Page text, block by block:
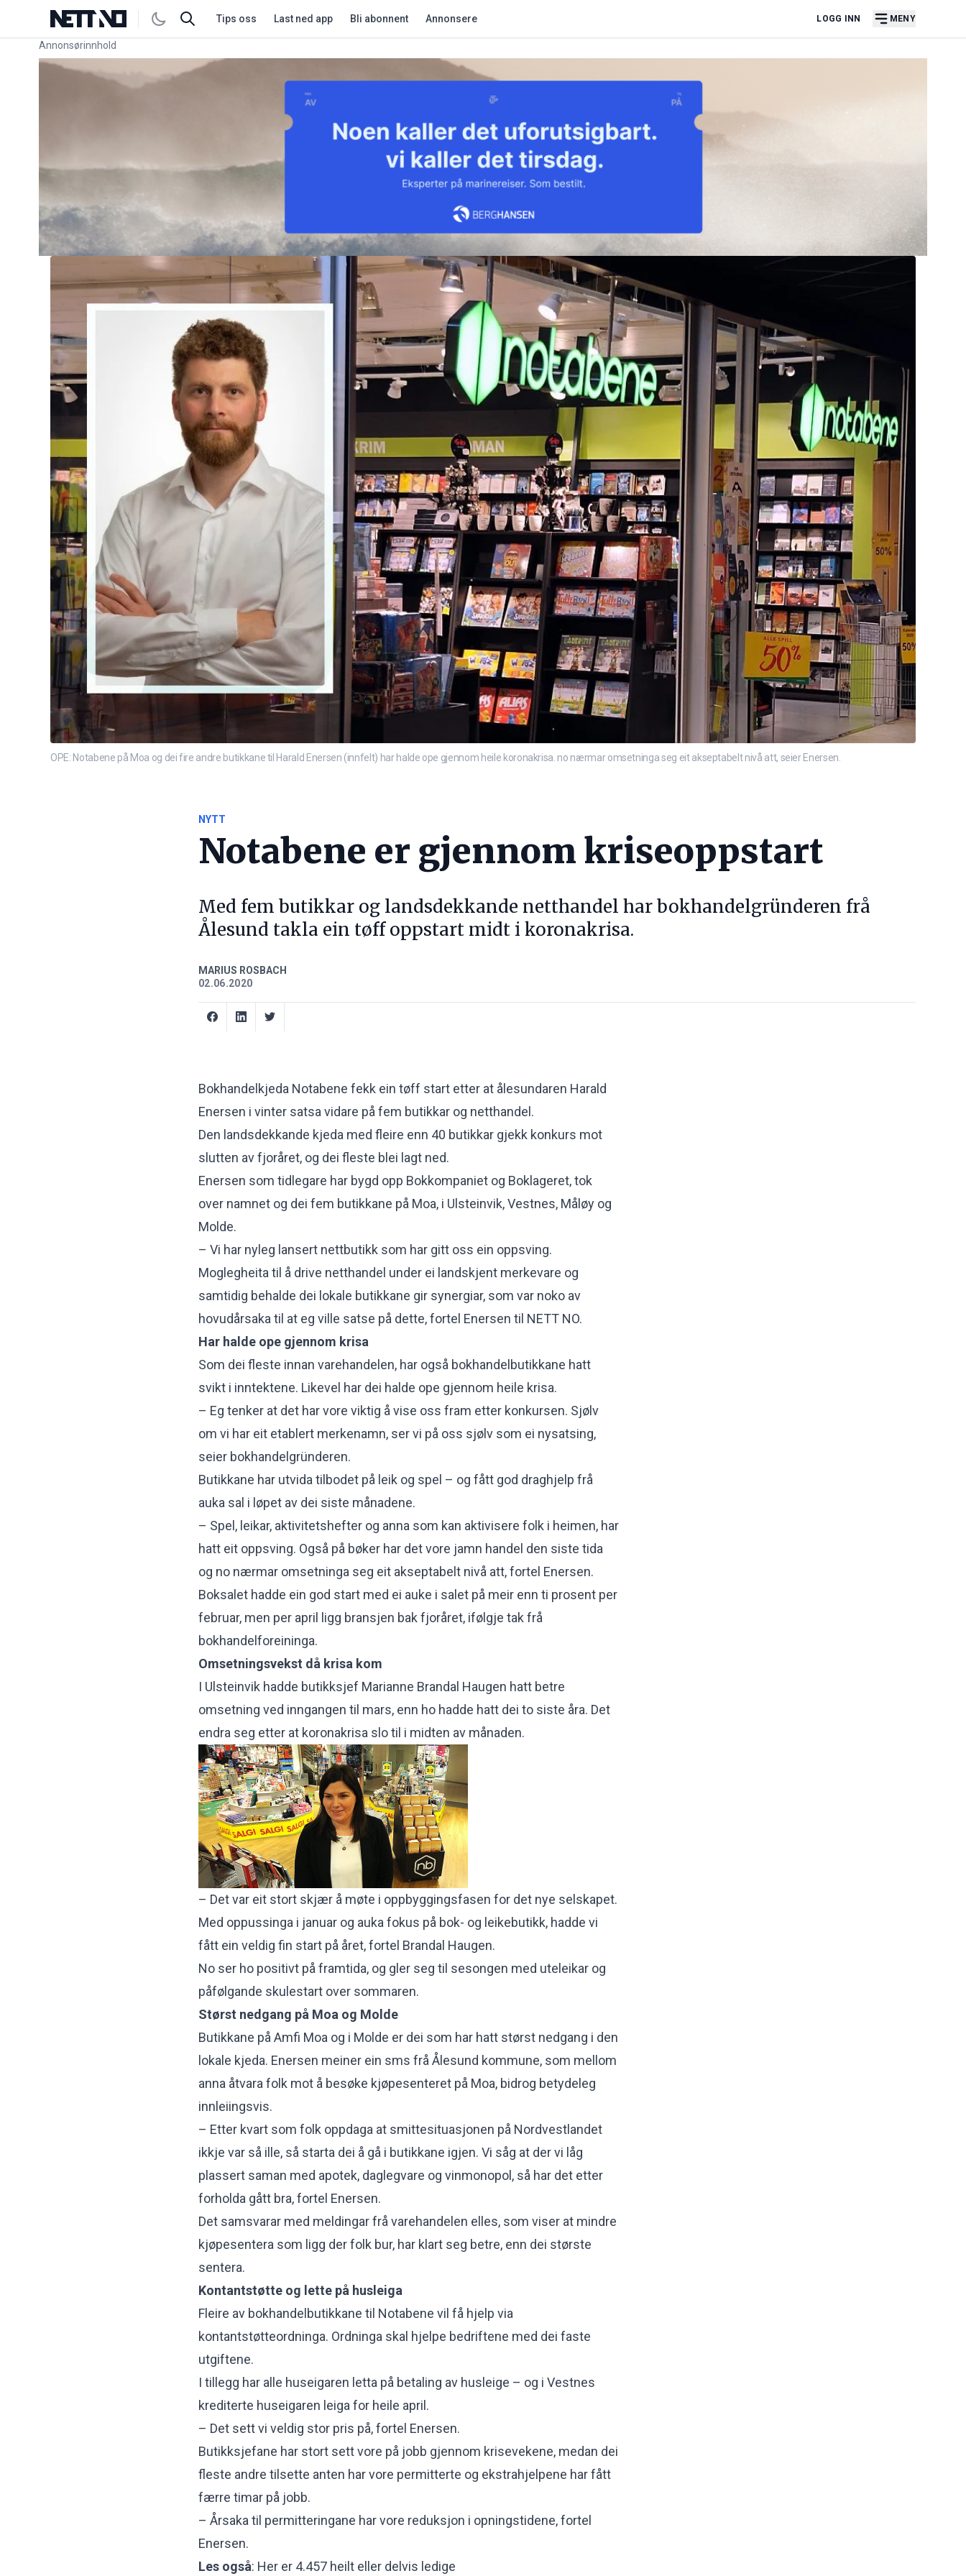
Tips oss Last ned app Bli abonnent Annonsere LOGG INN MENY
Annonsørinnhold
Link for annonse
OPE: Notabene på Moa og dei fire andre butikkane til Harald Enersen (innfelt) har halde ope gjennom heile koronakrisa. no nærmar omsetninga seg eit akseptabelt nivå att, seier Enersen.
NYTT
Notabene er gjennom kriseoppstart
Med fem butikkar og landsdekkande netthandel har bokhandelgründeren frå
Ålesund takla ein tøff oppstart midt i koronakrisa.
MARIUS ROSBACH
02.06.2020
Bokhandelkjeda Notabene fekk ein tøff start etter at ålesundaren Harald
Enersen i vinter satsa vidare på fem butikkar og netthandel.
Den landsdekkande kjeda med fleire enn 40 butikkar gjekk konkurs mot
slutten av fjoråret, og dei fleste blei lagt ned.
Enersen som tidlegare har bygd opp Bokkompaniet og Boklageret, tok
over namnet og dei fem butikkane på Moa, i Ulsteinvik, Vestnes, Måløy og
Molde.
– Vi har nyleg lansert nettbutikk som har gitt oss ein oppsving.
Moglegheita til å drive netthandel under ei landskjent merkevare og
samtidig behalde dei lokale butikkane gir synergiar, som var noko av
hovudårsaka til at eg ville satse på dette, fortel Enersen til NETT NO.
Har halde ope gjennom krisa
Som dei fleste innan varehandelen, har også bokhandelbutikkane hatt
svikt i inntektene. Likevel har dei halde ope gjennom heile krisa.
– Eg tenker at det har vore viktig å vise oss fram etter konkursen. Sjølv
om vi har eit etablert merkenamn, ser vi på oss sjølv som ei nysatsing,
seier bokhandelgründeren.
Butikkane har utvida tilbodet på leik og spel – og fått god draghjelp frå
auka sal i løpet av dei siste månadene.
– Spel, leikar, aktivitetshefter og anna som kan aktivisere folk i heimen, har
hatt eit oppsving. Også på bøker har det vore jamn handel den siste tida
og no nærmar omsetninga seg eit akseptabelt nivå att, fortel Enersen.
Boksalet hadde ein god start med ei auke i salet på meir enn ti prosent per
februar, men per april ligg bransjen bak fjoråret, ifølgje tak frå
bokhandelforeininga.
Omsetningsvekst då krisa kom
I Ulsteinvik hadde butikksjef Marianne Brandal Haugen hatt betre
omsetning ved inngangen til mars, enn ho hadde hatt dei to siste åra. Det
endra seg etter at koronakrisa slo til i midten av månaden.
– Det var eit stort skjær å møte i oppbyggingsfasen for det nye selskapet.
Med oppussinga i januar og auka fokus på bok- og leikebutikk, hadde vi
fått ein veldig fin start på året, fortel Brandal Haugen.
No ser ho positivt på framtida, og gler seg til sesongen med uteleikar og
påfølgande skulestart over sommaren.
Størst nedgang på Moa og Molde
Butikkane på Amfi Moa og i Molde er dei som har hatt størst nedgang i den
lokale kjeda. Enersen meiner ein sms frå Ålesund kommune, som mellom
anna åtvara folk mot å besøke kjøpesenteret på Moa, bidrog betydeleg
innleiingsvis.
– Etter kvart som folk oppdaga at smittesituasjonen på Nordvestlandet
ikkje var så ille, så starta dei å gå i butikkane igjen. Vi såg at der vi låg
plassert saman med apotek, daglegvare og vinmonopol, så har det etter
forholda gått bra, fortel Enersen.
Det samsvarar med meldingar frå varehandelen elles, som viser at mindre
kjøpesentera som ligg der folk bur, har klart seg betre, enn dei største
sentera.
Kontantstøtte og lette på husleiga
Fleire av bokhandelbutikkane til Notabene vil få hjelp via
kontantstøtteordninga. Ordninga skal hjelpe bedriftene med dei faste
utgiftene.
I tillegg har alle huseigaren letta på betaling av husleige – og i Vestnes
krediterte huseigaren leiga for heile april.
– Det sett vi veldig stor pris på, fortel Enersen.
Butikksjefane har stort sett vore på jobb gjennom krisevekene, medan dei
fleste andre tilsette anten har vore permitterte og ekstrahjelpene har fått
færre timar på jobb.
– Årsaka til permitteringane har vore reduksjon i opningstidene, fortel
Enersen.
Les også: Her er 4.457 heilt eller delvis ledige